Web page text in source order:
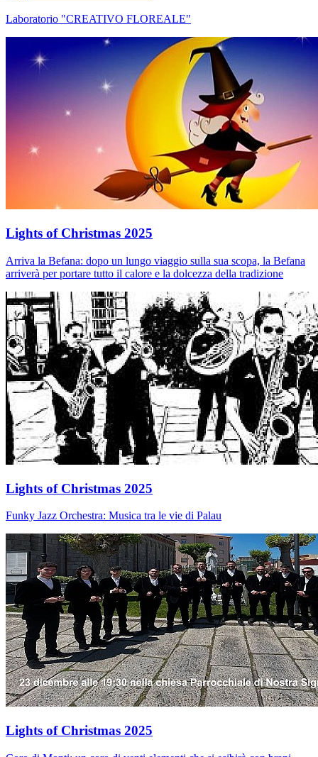
Laboratorio "CREATIVO FLOREALE"
Lights of Christmas 2025
Arriva la Befana: dopo un lungo viaggio sulla sua scopa, la Befana
arriverà per portare tutto il calore e la dolcezza della tradizione
Lights of Christmas 2025
Funky Jazz Orchestra: Musica tra le vie di Palau
Lights of Christmas 2025